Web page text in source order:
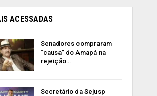
ACESSADAS
Senadores compraram
“causa” do Amapá na
rejeição…
Secretário da Sejusp